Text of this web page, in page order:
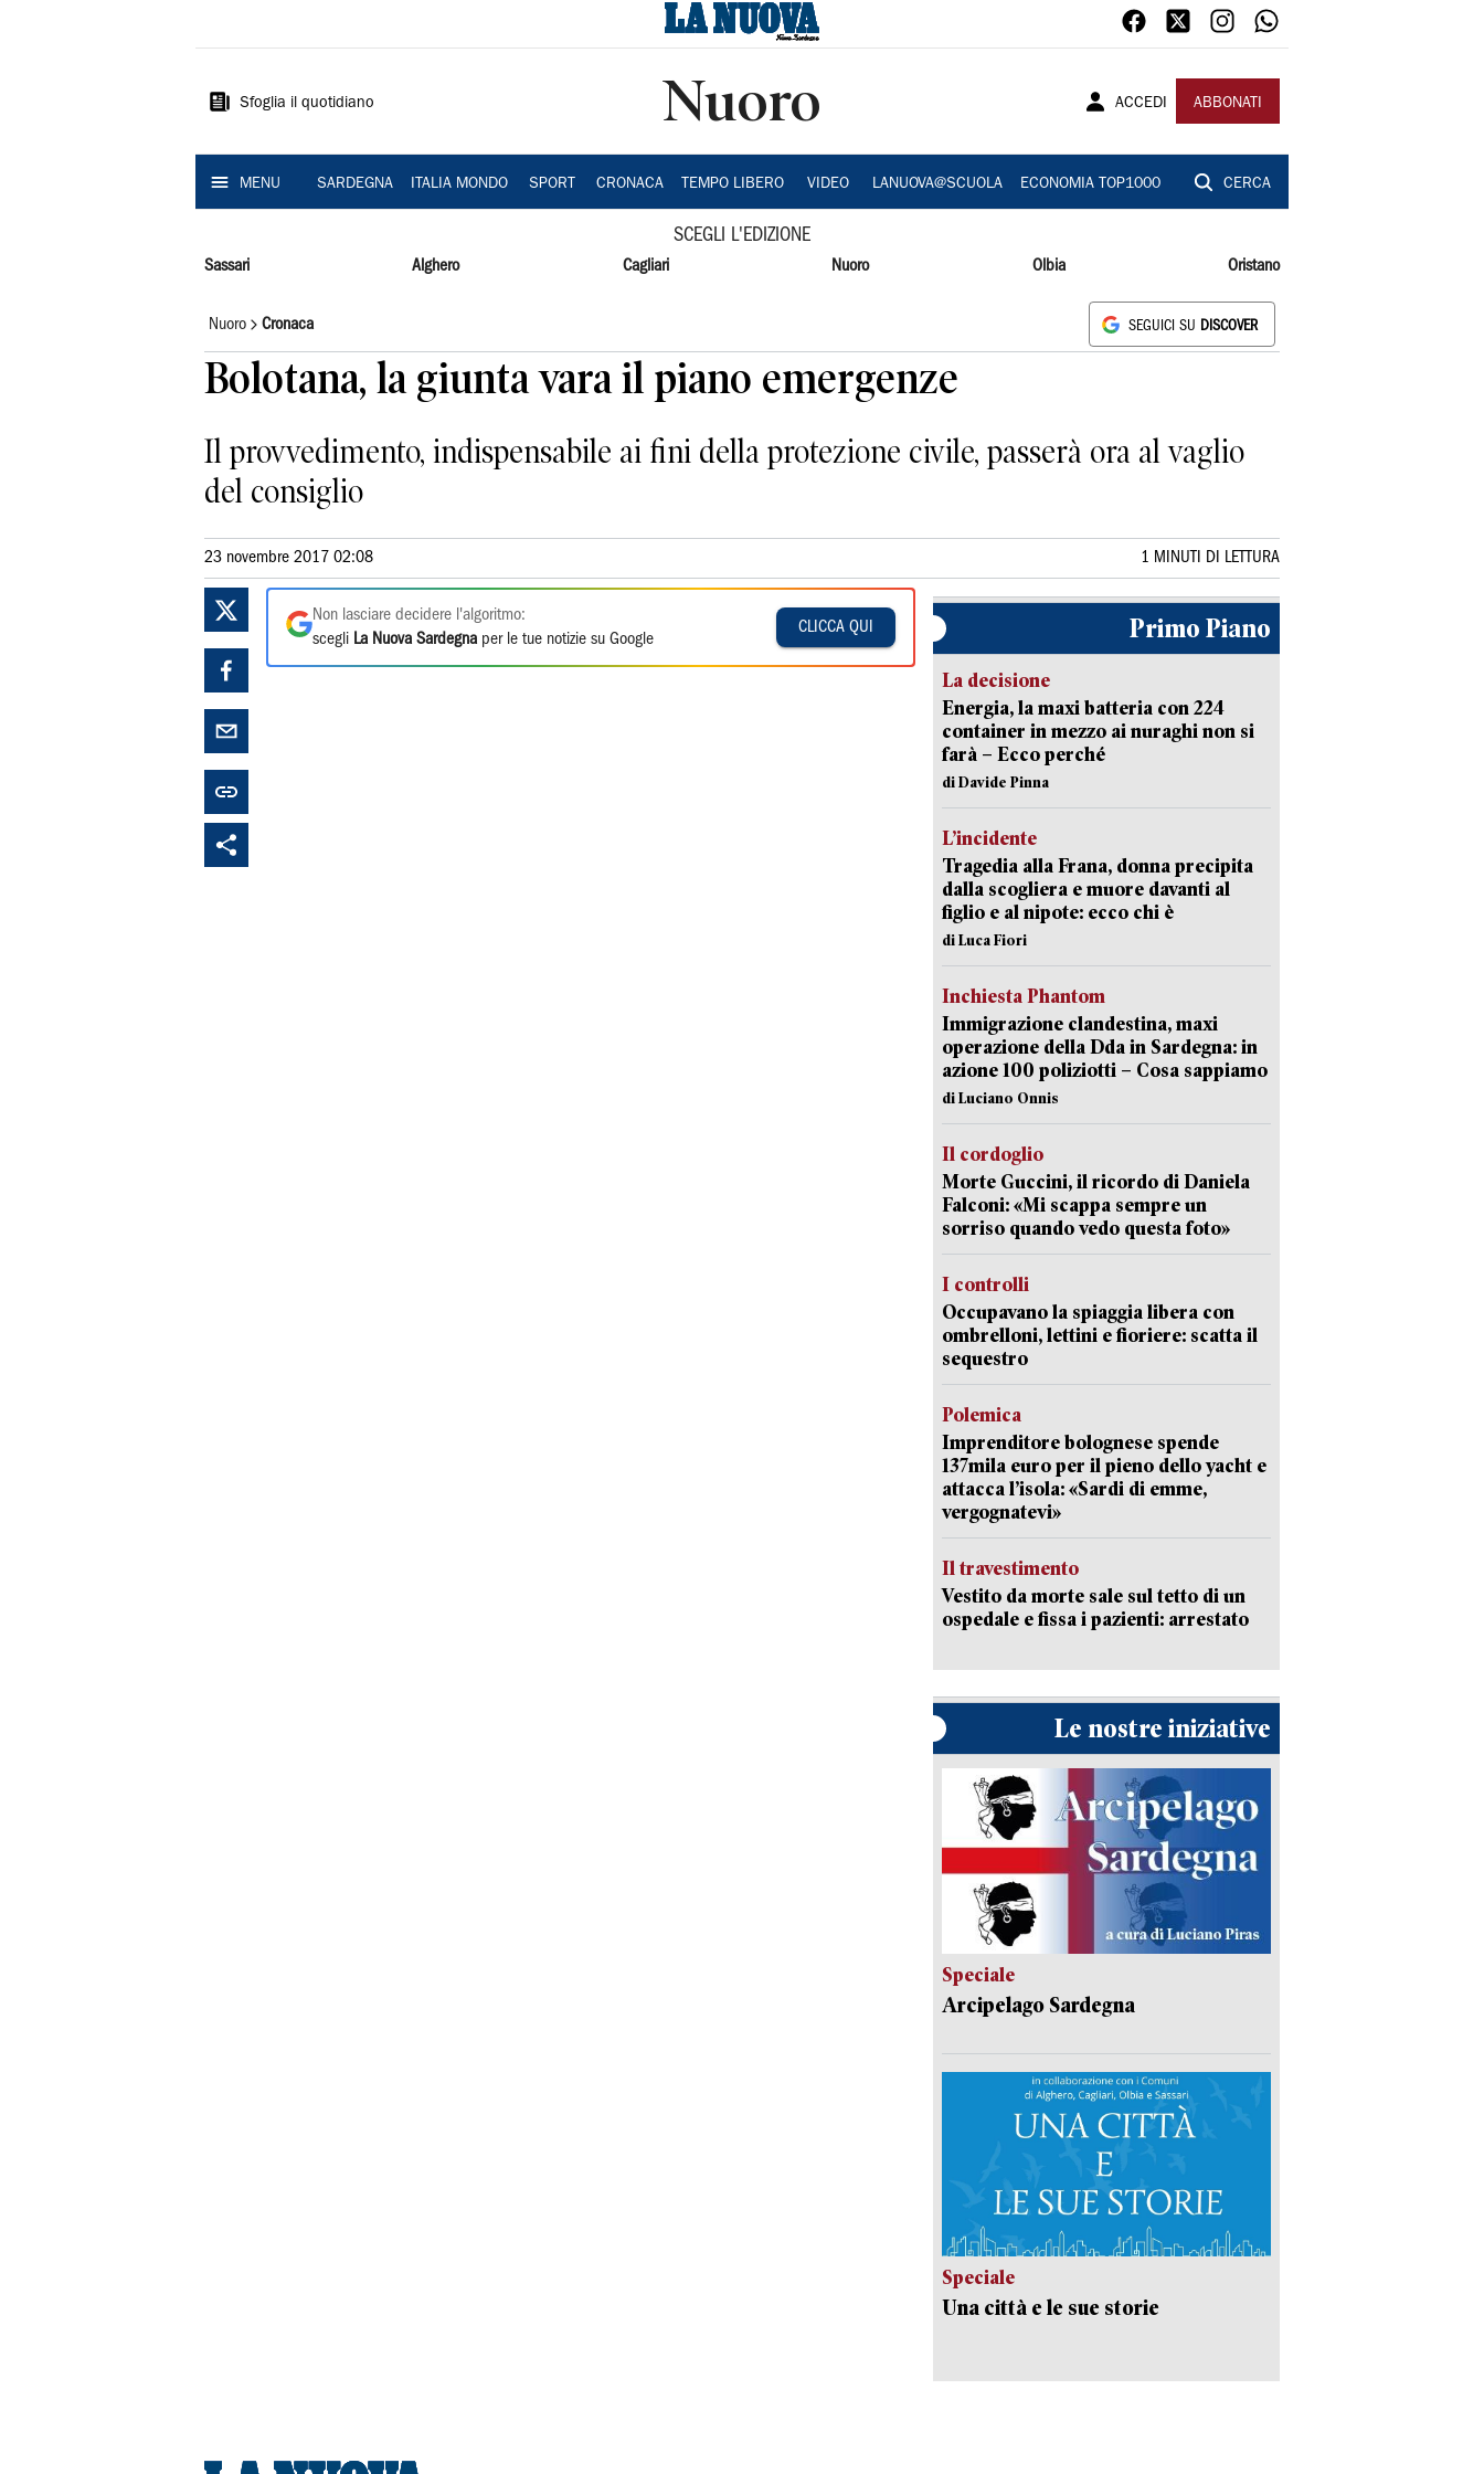
Sardegna
Sfoglia il quotidiano Nuoro ACCEDI ABBONATI
MENU SARDEGNA ITALIA MONDO SPORT CRONACA TEMPO LIBERO VIDEO LANUOVA@SCUOLA ECONOMIA TOP1000 CERCA
SCEGLI L'EDIZIONE
Sassari Alghero Cagliari Nuoro Olbia Oristano
Nuoro Cronaca SEGUICI SU DISCOVER
Bolotana, la giunta vara il piano emergenze
Il provvedimento, indispensabile ai fini della protezione civile, passerà ora al vaglio
del consiglio
23 novembre 2017 02:08 1 MINUTI DI LETTURA
Non lasciare decidere l'algoritmo:
scegli La Nuova Sardegna per le tue notizie su Google
CLICCA QUI Primo Piano
La decisione
Energia, la maxi batteria con 224
container in mezzo ai nuraghi non si
farà – Ecco perché
di Davide Pinna
L’incidente
Tragedia alla Frana, donna precipita
dalla scogliera e muore davanti al
figlio e al nipote: ecco chi è
di Luca Fiori
Inchiesta Phantom
Immigrazione clandestina, maxi
operazione della Dda in Sardegna: in
azione 100 poliziotti – Cosa sappiamo
di Luciano Onnis
Il cordoglio
Morte Guccini, il ricordo di Daniela
Falconi: «Mi scappa sempre un
sorriso quando vedo questa foto»
I controlli
Occupavano la spiaggia libera con
ombrelloni, lettini e fioriere: scatta il
sequestro
Polemica
Imprenditore bolognese spende
137mila euro per il pieno dello yacht e
attacca l’isola: «Sardi di emme,
vergognatevi»
Il travestimento
Vestito da morte sale sul tetto di un
ospedale e fissa i pazienti: arrestato
Le nostre iniziative
Speciale
Arcipelago Sardegna
Speciale
Una città e le sue storie